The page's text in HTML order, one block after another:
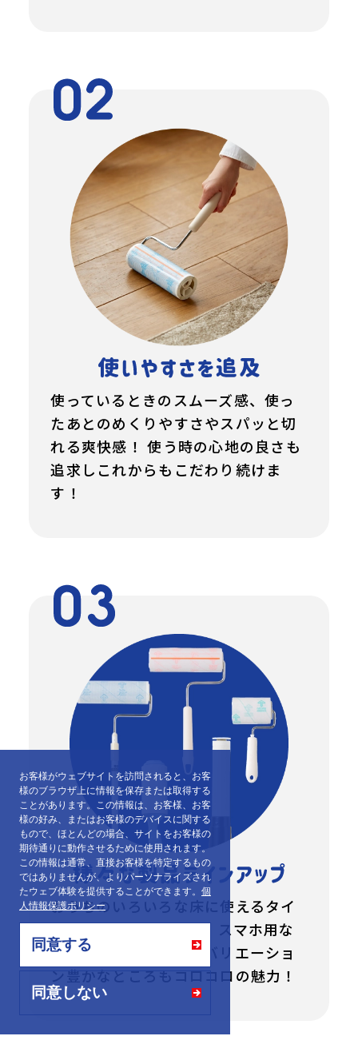
使っているときのスムーズ感、使っ
たあとのめくりやすさやスパッと切
れる爽快感！ 使う時の心地の良さも
追求しこれからもこだわり続けま
す！
おうちのいろいろな床に使えるタイ
プ、洋服用、クルマ用、スマホ用な
ど…シーンに合わせ、バリエーショ
ン豊かなところもコロコロの魅力！
お客様がウェブサイトを訪問されると、お客
様のブラウザ上に情報を保存または取得する
ことがあります。この情報は、お客様、お客
様の好み、またはお客様のデバイスに関する
もので、ほとんどの場合、サイトをお客様の
期待通りに動作させるために使用されます。
この情報は通常、直接お客様を特定するもの
ではありませんが、よりパーソナライズされ
たウェブ体験を提供することができます。 個
人情報保護ポリシー
同意しない
同意する